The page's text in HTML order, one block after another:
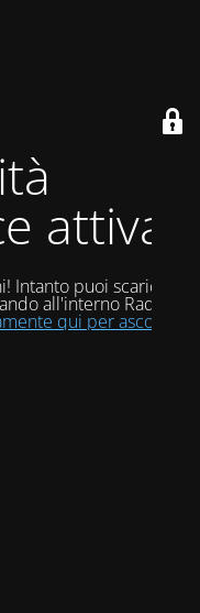
attiva
puoi scaricare
all'interno Radio
qui per ascoltarci!